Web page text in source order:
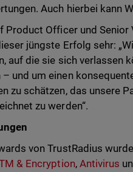
Auch hierbei kann
Product Officer und
jüngste Erfolg sehr:
auf die sie sich verlassen
und um einen
zu schätzen, das unsere
zu werden“.
von TrustRadius
& Encryption, Antivirus